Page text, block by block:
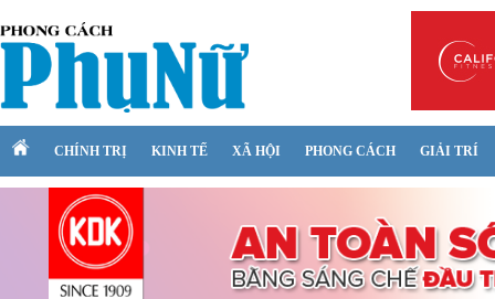
CHÍNH TRỊ KINH TẾ XÃ HỘI PHONG CÁCH GIẢI TRÍ